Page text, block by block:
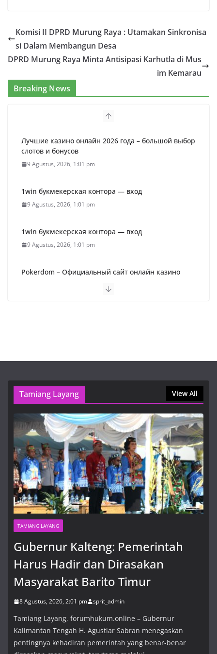
Komisi II DPRD Murung Raya : Utamakan Sinkronisa
si Dalam Membangun Desa
DPRD Murung Raya Minta Antisipasi Karhutla di Mus
im Kemarau
Breaking News
Лучшие казино онлайн 2026 года – большой выбор
слотов и бонусов
9 Agustus, 2026, 1:01 pm
1win букмекерская контора — вход
9 Agustus, 2026, 1:01 pm
1win букмекерская контора — вход
9 Agustus, 2026, 1:01 pm
Pokerdom – Официальный сайт онлайн казино
9 Agustus, 2026, 1:01 pm
Tamiang Layang View All
TAMIANG LAYANG
Gubernur Kalteng: Pemerintah
Harus Hadir dan Dirasakan
Masyarakat Barito Timur
8 Agustus, 2026, 2:01 pm sprit_admin
Tamiang Layang, forumhukum.online – Gubernur
Kalimantan Tengah H. Agustiar Sabran menegaskan
pentingnya kehadiran pemerintah yang benar-benar